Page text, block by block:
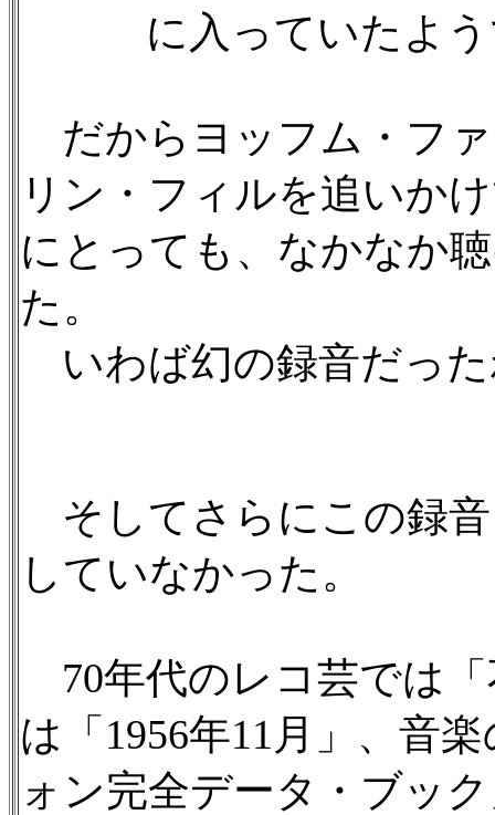
に入っていたよう
だからヨッフム・フ
リン・フィルを追いか
にとっても、なかなか
た。
いわば幻の録音だっ
そしてさらにこの録
していなかった。
70年代のレコ芸では
は「1956年11月」、音
ォン完全データ・ブッ